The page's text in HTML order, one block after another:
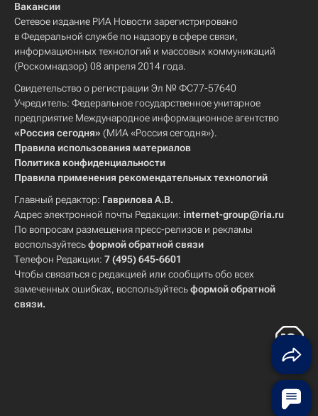
Вакансии
Сетевое издание РИА Новости зарегистрировано
в Федеральной службе по надзору в сфере связи,
информационных технологий и массовых коммуникаций
(Роскомнадзор) 08 апреля 2014 года.
Свидетельство о регистрации Эл № ФС77-57640
Учредитель: Федеральное государственное унитарное
предприятие Международное информационное агентство
«Россия сегодня» (МИА «Россия сегодня»).
Правила использования материалов
Политика конфиденциальности
Правила применения рекомендательных технологий
Главный редактор: Гаврилова А.В.
Адрес электронной почты Редакции: internet-group@ria.ru
По вопросам размещения пресс-релизов и рекламы
воспользуйтесьформой обратной связи
Телефон Редакции: 7 (495) 645-6601
Чтобы связаться с редакцией или сообщить обо всех
замеченных ошибках, воспользуйтесьформой обратной
связи.